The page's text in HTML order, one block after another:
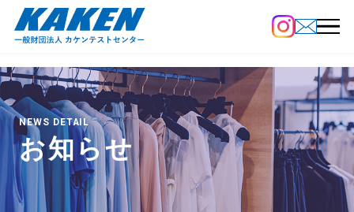
NEWS DETAIL
お知らせ